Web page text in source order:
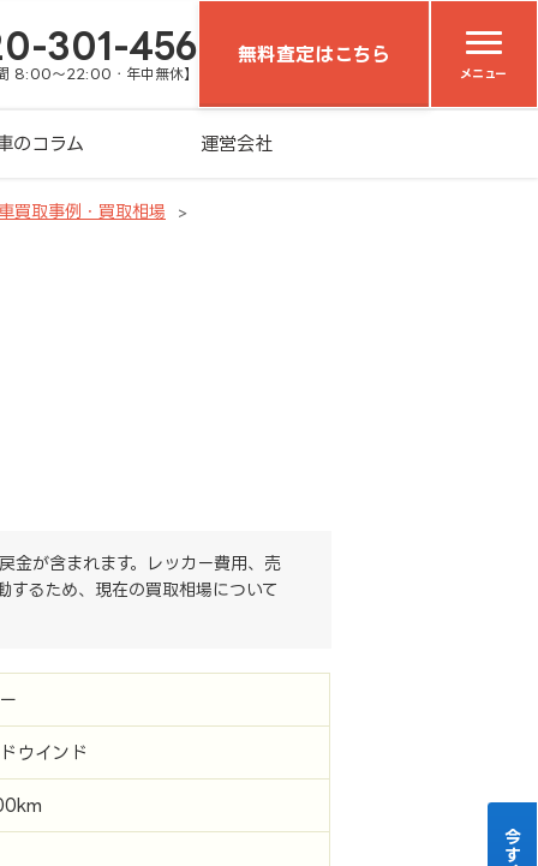
301-456
8:00～22:00・年中無休】
無料査定はこちら
メニュー
のコラム 運営会社
買取事例・買取相場
金が含まれます。レッカー費用、売
するため、現在の買取相場について
ウインド